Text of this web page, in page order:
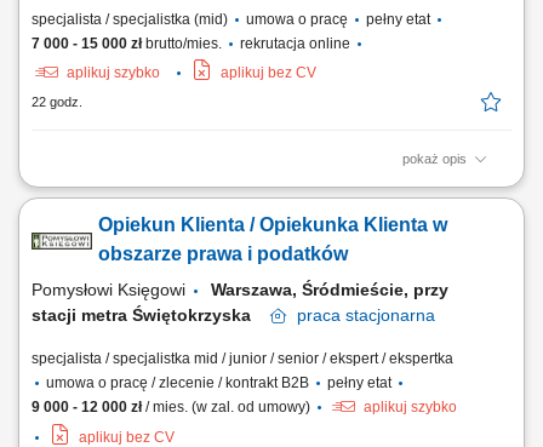
specjalista / specjalistka (mid) umowa o pracę
pełny etat
7 000 - 15 000 złbrutto/mies.
rekrutacja online
aplikuj szybko
aplikuj bez CV
22 godz.
pokaż opis
Zakres obowiązków: Będziesz pierwszą osobą, z którą rozmawia klient.
i odpowiednie wsparcie. szybkie nawiązywanie kontaktu z klientami
przekazanymi do obsługi, diagnozowanie potrzeb i ocena gotowości
Opiekun Klienta / Opiekunka Klienta w
obszarze prawa i podatków
Pomysłowi Księgowi
Warszawa, Śródmieście, przy
stacji metra Świętokrzyska
praca stacjonarna
specjalista / specjalistka mid / junior / senior / ekspert / ekspertka
umowa o pracę / zlecenie / kontrakt B2B
pełny etat
9 000 - 12 000 zł/ mies. (w zal. od umowy)
aplikuj szybko
aplikuj bez CV